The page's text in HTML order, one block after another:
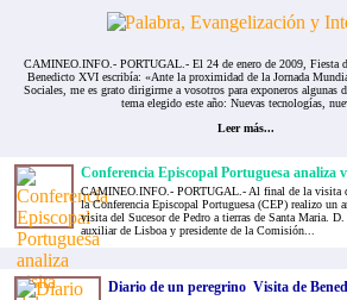
CAMINEO.INFO.- PORTUGAL.- El 24 de enero de 2009, Fiesta
Benedicto XVI escribía: «Ante la proximidad de la Jornada
Sociales, me es grato dirigirme a vosotros para exponeros algunas
tema elegido este año: Nuevas tecnologías,
Leer más...
Conferencia Episcopal Portuguesa analiza
CAMINEO.INFO.- PORTUGAL.- Al final de la visita
la Conferencia Episcopal Portuguesa (CEP) realizo un
visita del Sucesor de Pedro a tierras de Santa Maria.
auxiliar de Lisboa y presidente de la Comisión...
Diario de un peregrino  Visita de